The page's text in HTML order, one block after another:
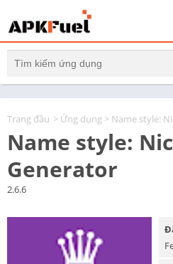
Trang đầu > Ứng dụng > Name style:
Name style:
Generator
2.6.6